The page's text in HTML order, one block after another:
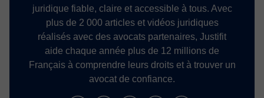
juridique fiable, claire et accessible à tous. Avec
plus de 2 000 articles et vidéos juridiques
réalisés avec des avocats partenaires, Justifit
aide chaque année plus de 12 millions de
Français à comprendre leurs droits et à trouver un
avocat de confiance.